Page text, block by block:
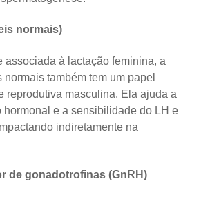
normais)
associada à lactação feminina, a
também tem um papel
reprodutiva masculina. Ela ajuda a
hormonal e a sensibilidade do LH e
indiretamente na
de gonadotrofinas (GnRH)